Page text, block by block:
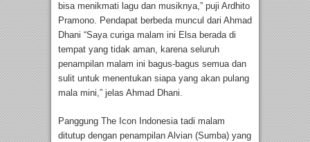
bisa menikmati lagu dan musiknya,” puji Ardhito
Pramono. Pendapat berbeda muncul dari Ahmad
Dhani “Saya curiga malam ini Elsa berada di
tempat yang tidak aman, karena seluruh
penampilan malam ini bagus-bagus semua dan
sulit untuk menentukan siapa yang akan pulang
mala mini,” jelas Ahmad Dhani.
Panggung The Icon Indonesia tadi malam
ditutup dengan penampilan Alvian (Sumba) yang